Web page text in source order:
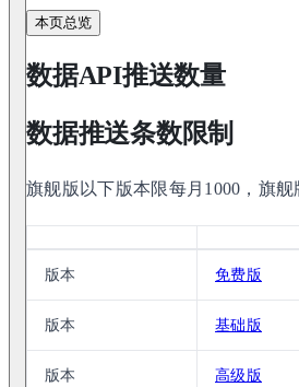
本页总览
数据API推送数量
数据推送条数限制
旗舰版以下版本限每月1000，旗
版本 免费版
版本 基础版
版本 高级版